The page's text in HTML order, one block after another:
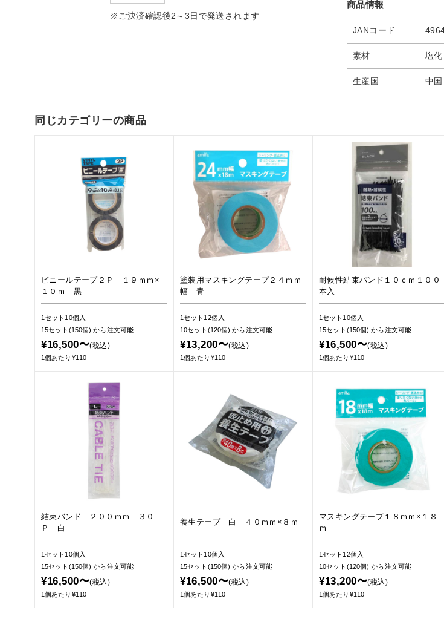
※ご決済確認後2～3日で発送されます
商品情報
JANコード
素材 塩
生産国 中国
同じカテゴリーの商品
ビニールテープ２Ｐ １９ｍｍ×
１０ｍ 黒
1セット10個入
15セット(150個)から注文可能
¥16,500〜(税込)
1個あたり¥110
塗装用マスキングテープ２４ｍｍ
幅 青
1セット12個入
10セット(120個)から注文可能
¥13,200〜(税込)
1個あたり¥110
耐候性結束バンド１０ｃｍ１００
本入
1セット10個入
15セット(150個)から注文可能
¥16,500〜(税込)
1個あたり¥110
結束バンド ２００ｍｍ ３０
Ｐ 白
1セット10個入
15セット(150個)から注文可能
¥16,500〜(税込)
1個あたり¥110
養生テープ 白 ４０ｍｍ×８ｍ
1セット10個入
15セット(150個)から注文可能
¥16,500〜(税込)
1個あたり¥110
マスキングテープ１８ｍｍ×１８
ｍ
1セット12個入
10セット(120個)から注文可能
¥13,200〜(税込)
1個あたり¥110